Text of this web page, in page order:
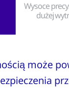
Wysoce
dużej
może